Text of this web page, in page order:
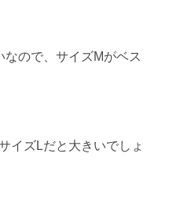
ので、サイズMがベス
イズLだと大きいでしょ